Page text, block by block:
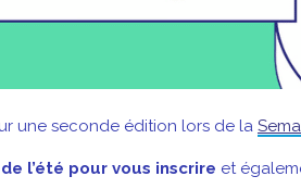
une seconde édition lors de la
l’été pour vous inscrire et